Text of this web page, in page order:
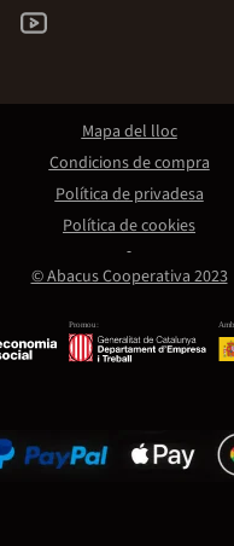
Promou:
© Abacus Cooperativa 2023
Mapa del lloc
Condicions de compra
Política de privadesa
Política de cookies